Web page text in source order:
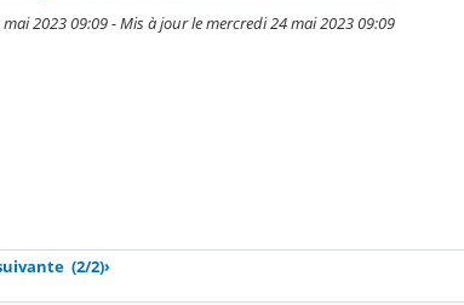
mai 2023 09:09 - Mis à jour le mercredi 24 mai 2023 09:09
(2/2)›